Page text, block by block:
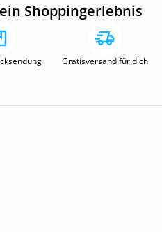
Shoppingerlebnis
Gratisversand für dich